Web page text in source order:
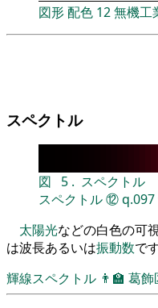
図形配色 12無機工
スペクトル
図 5 . スペクトル
スペクトル⑫q.097
太陽光などの白色の可
は波長あるいは振動数で
輝線スペクトル 👨‍🏫 葛飾